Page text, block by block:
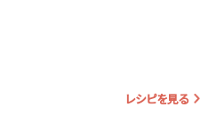
レシピを見る